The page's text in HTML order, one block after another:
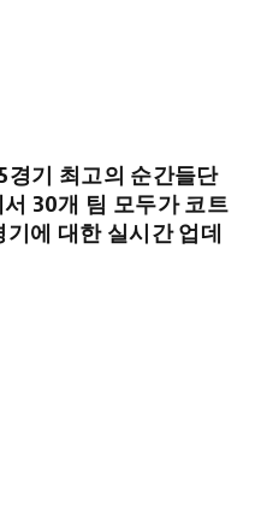
경기 최고의 순간들단
30개 팀 모두가 코트
에 대한 실시간 업데